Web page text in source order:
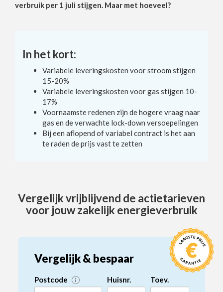
verbruik per 1 juli stijgen. Maar met hoeveel?
In het kort:
Variabele leveringskosten voor stroom stijgen
15-20%
Variabele leveringskosten voor gas stijgen 10-
17%
Voornaamste redenen zijn de hogere vraag naar
gas en de verwachte lock-down versoepelingen
Bij een aflopend of variabel contract is het aan
te raden de prijs vast te zetten
Vergelijk vrijblijvend de actietarieven
voor jouw zakelijk energieverbruik
Vergelijk & bespaar
Postcode Huisnr. Toev.